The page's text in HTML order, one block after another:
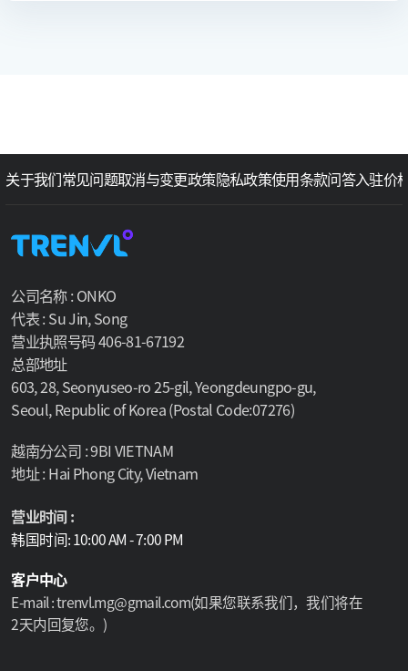
关于我们常见问题取消与变更政策隐私政策使用条款问答入驻价
公司名称 : ONKO
代表 : Su Jin, Song
营业执照号码 406-81-67192
总部地址
603, 28, Seonyuseo-ro 25-gil, Yeongdeungpo-gu,
Seoul, Republic of Korea (Postal Code:07276)
越南分公司 : 9BI VIETNAM
地址 : Hai Phong City, Vietnam
营业时间 :
韩国时间: 10:00 AM - 7:00 PM
客户中心
E-mail : trenvl.mg@gmail.com(如果您联系我们，我们将在
2天内回复您。)